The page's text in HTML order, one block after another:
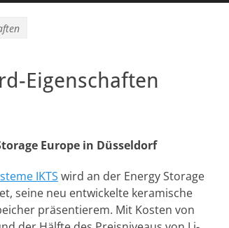
Eigenschaften
Europe in Düsseldorf
IKTS wird an der Energy Storage
seine neu entwickelte keramische
präsentierem. Mit Kosten von